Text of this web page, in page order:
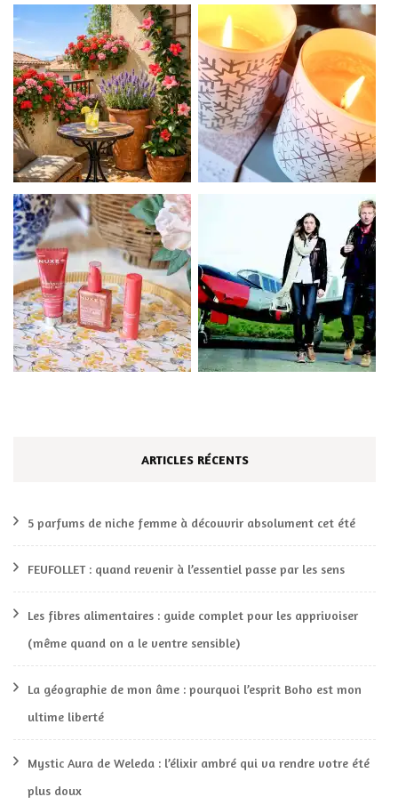
ARTICLES RÉCENTS
5 parfums de niche femme à découvrir absolument cet été
FEUFOLLET : quand revenir à l’essentiel passe par les sens
Les fibres alimentaires : guide complet pour les apprivoiser
(même quand on a le ventre sensible)
La géographie de mon âme : pourquoi l’esprit Boho est mon
ultime liberté
Mystic Aura de Weleda : l’élixir ambré qui va rendre votre été
plus doux